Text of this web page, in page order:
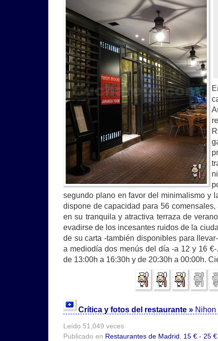
segundo plano en favor del minimalismo y
dispone de capacidad para 56
en su tranquila y atractiva terraza de
evadirse de los incesantes ruidos de la
de su carta -también disponibles para
a mediodía dos menús del día -a 12 y 16
de 13:00h a 16:30h y de 20:30h a 00:00h.
Crítica y fotos del restaurante »
Leído 51,049 veces
Publicado en Restaurantes de Madrid 15 € - 25 €